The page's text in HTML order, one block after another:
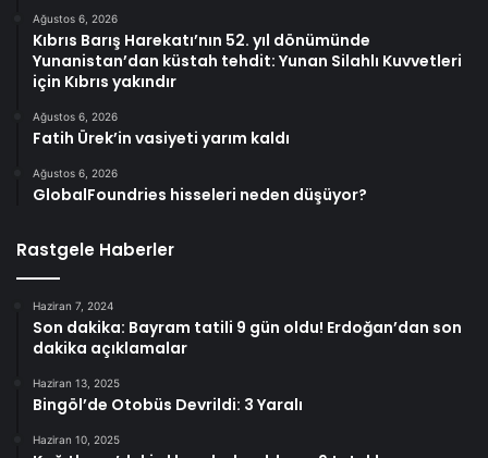
Ağustos 6, 2026
Kıbrıs Barış Harekatı’nın 52. yıl dönümünde
Yunanistan’dan küstah tehdit: Yunan Silahlı Kuvvetleri
için Kıbrıs yakındır
Ağustos 6, 2026
Fatih Ürek’in vasiyeti yarım kaldı
Ağustos 6, 2026
GlobalFoundries hisseleri neden düşüyor?
Rastgele Haberler
Haziran 7, 2024
Son dakika: Bayram tatili 9 gün oldu! Erdoğan’dan son
dakika açıklamalar
Haziran 13, 2025
Bingöl’de Otobüs Devrildi: 3 Yaralı
Haziran 10, 2025